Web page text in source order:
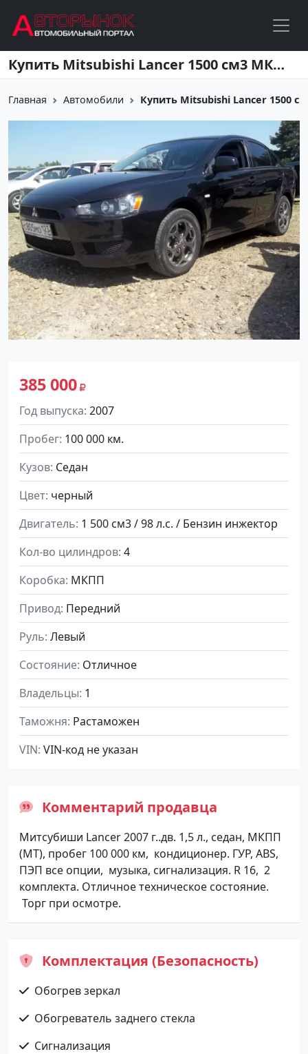
Перейти к основному содержанию Купить Mitsubishi Lancer 1500 см3 МКПП (98 л.с.) Бензин инжектор в Тихорецк: цвет черный Седан 2007 года по цене 385000 рублей, объявление №4280 на сайте Авторынок23
Главная Автомобили Купить Mitsubishi Lancer 1500
385 000
Год выпуска 2007
Пробег 100 000 км.
Кузов Седан
Цвет черный
Двигатель 1 500 см3 / 98 л.с. / Бензин инжектор
Кол-во цилиндров 4
Коробка МКПП
Привод Передний
Руль Левый
Состояние Отличное
Владельцы 1
Таможня Растаможен
VIN VIN-код не указан
Комментарий продавца
Mитсубиши Lancer 2007 г..дв. 1,5 л., седан, МКПП
(МТ), пробег 100 000 км, кондиционер. ГУР, ABS,
ПЭП все опции, музыка, сигнализация. R 16, 2
комплекта. Отличное техническое состояние.
Торг при осмотре.
Комплектация (Безопасность)
Обогрев зеркал
Обогреватель заднего стекла
Сигнализация